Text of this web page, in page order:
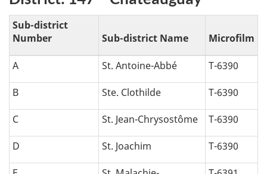
Sub-district
Number
Sub-district Name Microfilm
A St. Antoine-Abbé T-6390
B Ste. Clothilde T-6390
C St. Jean-Chrysostôme T-6390
D St. Joachim T-6390